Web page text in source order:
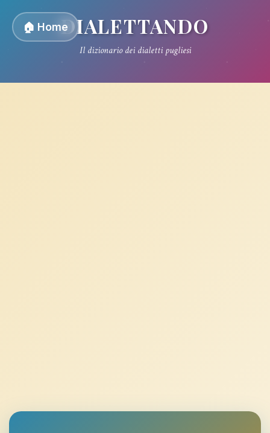
🏠 HomeDIALETTANDO
Il dizionario dei dialetti pugliesi